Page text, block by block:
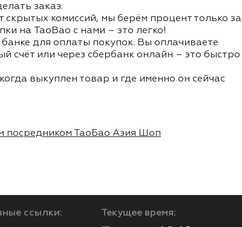
заказ.
скрытых комиссий, мы берём процент только за
на TaoBao с нами – это легко!
для оплаты покупок. Вы оплачиваете
счёт или через сбербанк онлайн – это быстро
выкуплен товар и где именно он сейчас
посредником ТаоБао Азия Шоп
ссылки: Текущее время: